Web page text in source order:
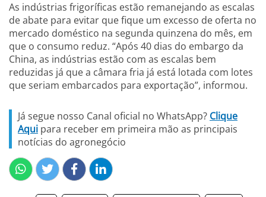
As indústrias frigoríficas estão remanejando as escalas
de abate para evitar que fique um excesso de oferta no
mercado doméstico na segunda quinzena do mês, em
que o consumo reduz. “Após 40 dias do embargo da
China, as indústrias estão com as escalas bem
reduzidas já que a câmara fria já está lotada com lotes
que seriam embarcados para exportação”, informou.
Já segue nosso Canal oficial no WhatsApp? Clique
Aqui para receber em primeira mão as principais
notícias do agronegócio